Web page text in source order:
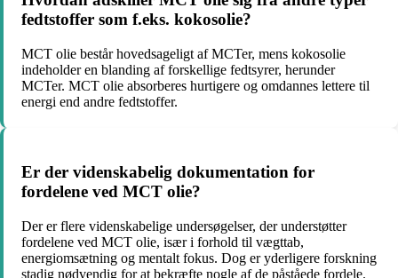
fedtstoffer som f.eks. kokosolie?
MCT olie består hovedsageligt af MCTer, mens kokosolie
indeholder en blanding af forskellige fedtsyrer, herunder
MCTer. MCT olie absorberes hurtigere og omdannes lettere til
energi end andre fedtstoffer.
Er der videnskabelig dokumentation for
fordelene ved MCT olie?
Der er flere videnskabelige undersøgelser, der understøtter
fordelene ved MCT olie, især i forhold til vægttab,
energiomsætning og mentalt fokus. Dog er yderligere forskning
stadig nødvendig for at bekræfte nogle af de påståede fordele.